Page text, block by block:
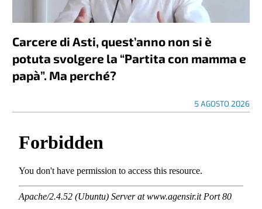
Carcere di Asti, quest’anno non si è
potuta svolgere la “Partita con mamma e
papà”. Ma perché?
5 AGOSTO 2026